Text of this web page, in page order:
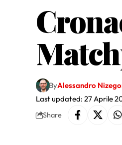
Last updated: 27 Aprile
ByAlessandro
Share